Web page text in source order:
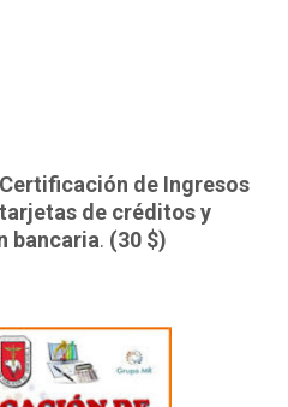
de Ingresos
de créditos y
bancaria. (30 $)